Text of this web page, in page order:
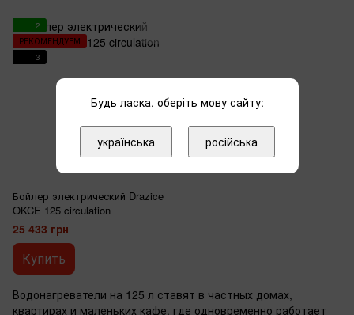
2
РЕКОМЕНДУЕМ
3
Бойлер электрический Drazice
OKCE 125 circulation
25 433 грн
Купить
Водонагреватели на 125 л ставят в частных домах,
квартирах и маленьких кафе, где одновременно работает
Будь ласка, оберіть мову сайту:
українська російська